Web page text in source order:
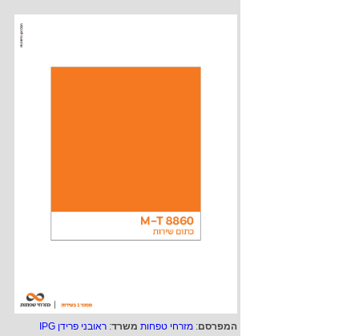
המפרסם: מזרחי טפחות משרד: ראובני פרידן IPG